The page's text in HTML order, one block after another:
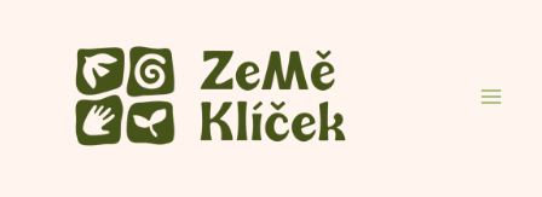
content